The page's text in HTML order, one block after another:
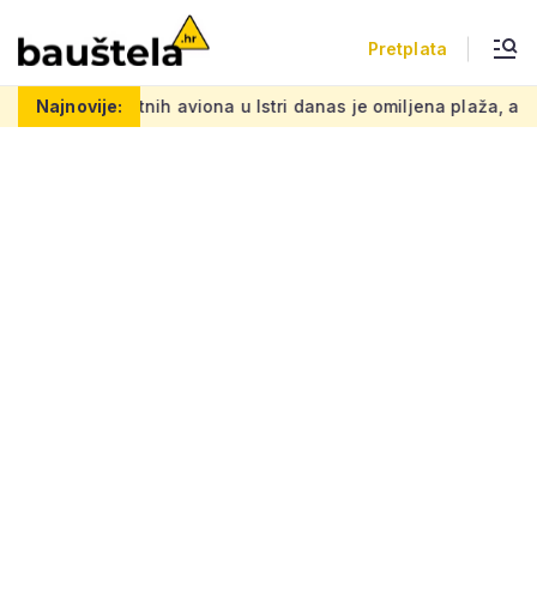
Pretplata
Najnovije:
aviona u Istri danas je omiljena plaža, a na starim crvenim